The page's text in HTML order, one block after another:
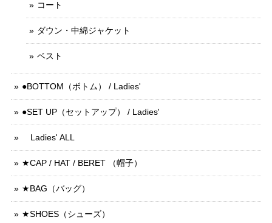
コート
ダウン・中綿ジャケット
ベスト
●BOTTOM（ボトム） / Ladies'
●SET UP（セットアップ） / Ladies'
Ladies' ALL
★CAP / HAT / BERET （帽子）
★BAG（バッグ）
★SHOES（シューズ）